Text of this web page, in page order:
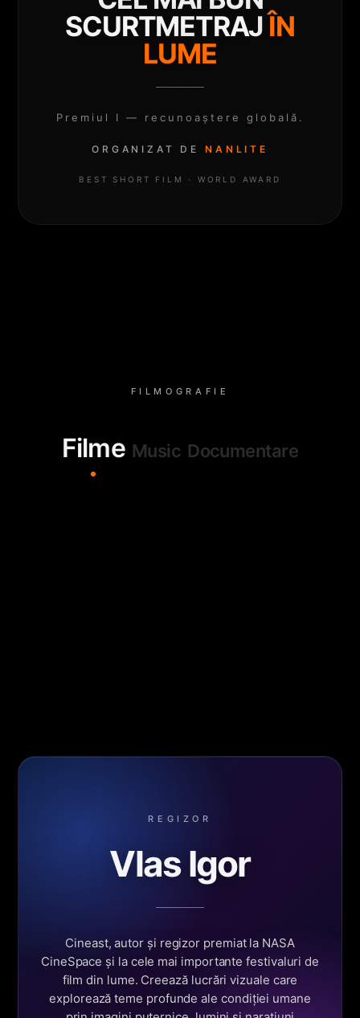
SCURTMETRAJ ÎN
LUME
Premiul I — recunoaștere globală.
ORGANIZAT DENANLITE
BEST SHORT FILM · WORLD AWARD
FILMOGRAFIE
Filme Music Documentare
REGIZOR
Vlas Igor
Cineast, autor și regizor premiat la NASA
CineSpace și la cele mai importante festivaluri de
film din lume. Creează lucrări vizuale care
explorează teme profunde ale condiției umane